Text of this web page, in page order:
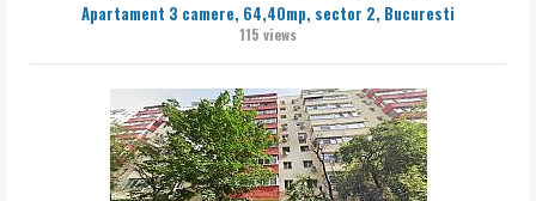
Apartament 3 camere, 64,40mp, sector 2, Bucuresti
115 views